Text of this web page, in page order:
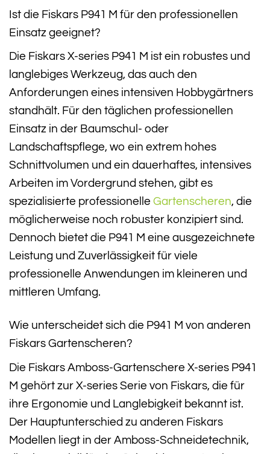
Ist die Fiskars P941 M für den professionellen
Einsatz geeignet?
Die Fiskars X-series P941 M ist ein robustes und
langlebiges Werkzeug, das auch den
Anforderungen eines intensiven Hobbygärtners
standhält. Für den täglichen professionellen
Einsatz in der Baumschul- oder
Landschaftspflege, wo ein extrem hohes
Schnittvolumen und ein dauerhaftes, intensives
Arbeiten im Vordergrund stehen, gibt es
spezialisierte professionelle Gartenscheren, die
möglicherweise noch robuster konzipiert sind.
Dennoch bietet die P941 M eine ausgezeichnete
Leistung und Zuverlässigkeit für viele
professionelle Anwendungen im kleineren und
mittleren Umfang.
Wie unterscheidet sich die P941 M von anderen
Fiskars Gartenscheren?
Die Fiskars Amboss-Gartenschere X-series P941
M gehört zur X-series Serie von Fiskars, die für
ihre Ergonomie und Langlebigkeit bekannt ist.
Der Hauptunterschied zu anderen Fiskars
Modellen liegt in der Amboss-Schneidetechnik,